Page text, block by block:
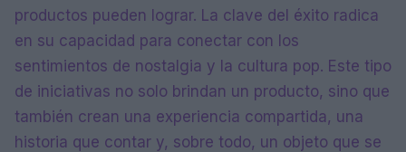
productos pueden lograr. La clave del éxito radica
en su capacidad para conectar con los
sentimientos de nostalgia y la cultura pop. Este tipo
de iniciativas no solo brindan un producto, sino que
también crean una experiencia compartida, una
historia que contar y, sobre todo, un objeto que se